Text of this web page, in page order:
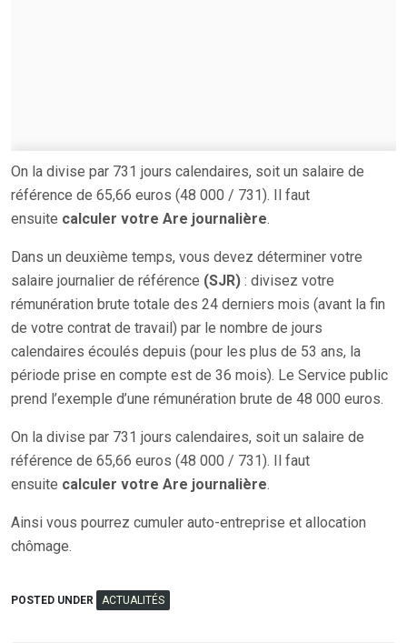
On la divise par 731 jours calendaires, soit un salaire de
référence de 65,66 euros (48 000 / 731). Il faut
ensuite calculer votre Are journalière.
Dans un deuxième temps, vous devez déterminer votre
salaire journalier de référence (SJR) : divisez votre
rémunération brute totale des 24 derniers mois (avant la fin
de votre contrat de travail) par le nombre de jours
calendaires écoulés depuis (pour les plus de 53 ans, la
période prise en compte est de 36 mois). Le Service public
prend l’exemple d’une rémunération brute de 48 000 euros.
On la divise par 731 jours calendaires, soit un salaire de
référence de 65,66 euros (48 000 / 731). Il faut
ensuite calculer votre Are journalière.
Ainsi vous pourrez cumuler auto-entreprise et allocation
chômage.
POSTED UNDER ACTUALITÉS